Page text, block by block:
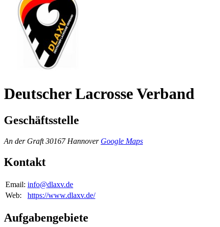
Deutscher Lacrosse Verband
Geschäftsstelle
An der Graft30167 Han­nover Google Maps
Kontakt
Email: info@dlaxv.de
Web:
https://www.dlaxv.de/
Aufgabengebiete